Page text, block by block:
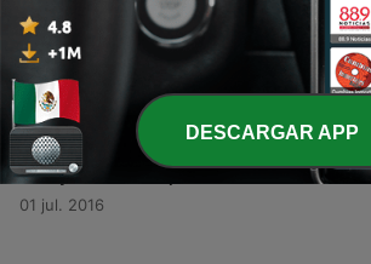
8 - Ey3 Piloto 3 "Tecnologías del Presente"
29 jul. 2016
- Ensayo y 3rror Piloto 2 "El Verano"
09 jul. 2016
6 - Ey3 Piloto 1 Especial E3
01 jul. 2016
DESCARGAR APP